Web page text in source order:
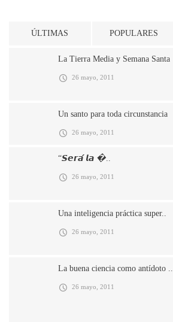
ÚLTIMAS POPULARES
La Tierra Media y Semana Santa
26 mayo, 2011
Un santo para toda circunstancia
26 mayo, 2011
“𝙎𝙚𝙧𝙖́ 𝙡𝙖 �..
26 mayo, 2011
Una inteligencia práctica super..
26 mayo, 2011
La buena ciencia como antídoto ..
26 mayo, 2011